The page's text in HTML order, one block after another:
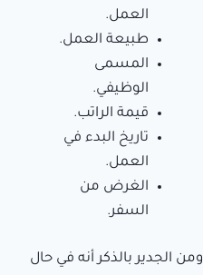
العمل.
طبيعة العمل.
المسمى
الوظيفي.
قيمة الراتب.
تاريخ البدء في
العمل.
الغرض من
السفر.
ومن الجدير بالذكر أنه في حال